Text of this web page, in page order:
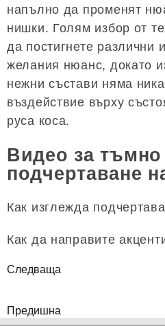
напълно да променят
нишки. Голям избор от
да постигнете различни
желания нюанс, докато
нежни състави няма
въздействие върху
руса коса.
Видео за тъмно
подчертаване
Как изглежда
Как да направите
Следваща
Предишна